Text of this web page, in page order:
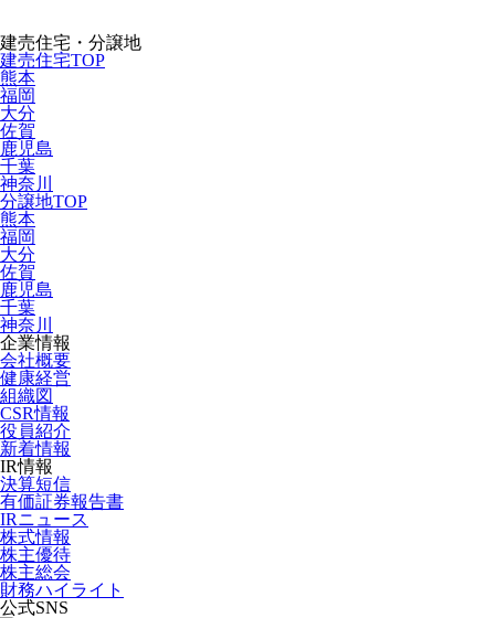
建売住宅・分譲地
建売住宅TOP
熊本
福岡
大分
佐賀
鹿児島
千葉
神奈川
分譲地TOP
熊本
福岡
大分
佐賀
鹿児島
千葉
神奈川
企業情報
会社概要
健康経営
組織図
CSR情報
役員紹介
新着情報
IR情報
決算短信
有価証券報告書
IRニュース
株式情報
株主優待
株主総会
財務ハイライト
公式SNS